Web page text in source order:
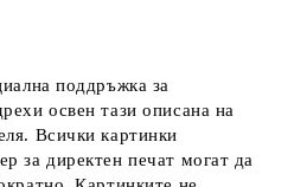
поддръжка за
освен тази описана на
Всички картинки
за директен печат могат да